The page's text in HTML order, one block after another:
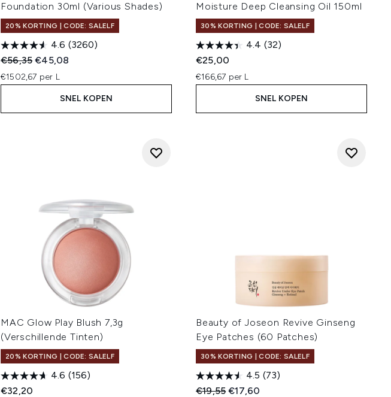
Foundation 30ml (Various Shades)
20% KORTING | CODE: SALELF
4.6 (3260)
Recommended Retail Price:
€56,35Huidige prijs:
€45,08
€1502,67 per L
SNEL KOPEN
Moisture Deep Cleansing Oil 150ml
30% KORTING | CODE: SALELF
4.4 (32)
€25,00
€166,67 per L
SNEL KOPEN
MAC Glow Play Blush 7,3g
(Verschillende Tinten)
20% KORTING | CODE: SALELF
4.6 (156)
€32,20
Beauty of Joseon Revive Ginseng
Eye Patches (60 Patches)
30% KORTING | CODE: SALELF
4.5 (73)
Recommended Retail Price:
€19,55Huidige prijs:
€17,60